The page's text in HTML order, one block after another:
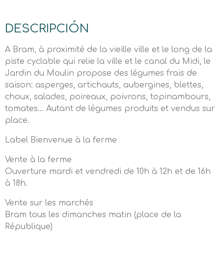
DESCRIPCIÓN
A Bram, à proximité de la vieille ville et le long de la
piste cyclable qui relie la ville et le canal du Midi, le
Jardin du Moulin propose des légumes frais de
saison: asperges, artichauts, aubergines, blettes,
choux, salades, poireaux, poivrons, topinambours,
tomates… Autant de légumes produits et vendus sur
place.
Label Bienvenue à la ferme
Vente à la ferme
Ouverture mardi et vendredi de 10h à 12h et de 16h
à 18h.
Vente sur les marchés
Bram tous les dimanches matin (place de la
République)